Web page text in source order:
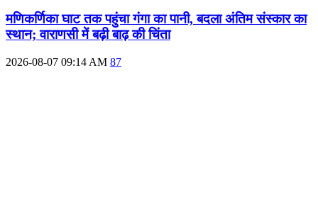
मणिकर्णिका घाट तक पहुंचा गंगा का पानी, बदला अंतिम संस्कार का
स्थान; वाराणसी में बढ़ी बाढ़ की चिंता
2026-08-07 09:14 AM 87